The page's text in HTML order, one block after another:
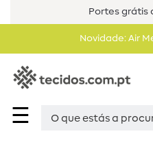
Portes grátis
Novidade: Air
☰